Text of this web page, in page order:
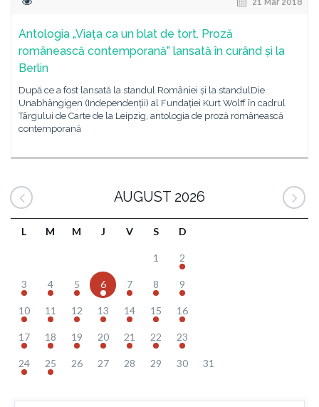
21 Mar 2018
Antologia „Viața ca un blat de tort. Proză
românească contemporană” lansată în curând și la
Berlin
După ce a fost lansată la standul României și la standulDie
Unabhängigen (Independenții) al Fundației Kurt Wolff în cadrul
Târgului de Carte de la Leipzig, antologia de proză românească
contemporană
AUGUST 2026
L M M J V S D
1 2
3 4 5 6 7 8 9
10 11 12 13 14 15 16
17 18 19 20 21 22 23
24 25 26 27 28 29 30 31